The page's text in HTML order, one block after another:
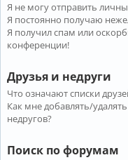
Я не могу отправить
Я постоянно получаю
Я получил спам или
конференции!
Друзья и недруги
Что означают списки
Как мне добавлять/
недругов?
Поиск по форумам